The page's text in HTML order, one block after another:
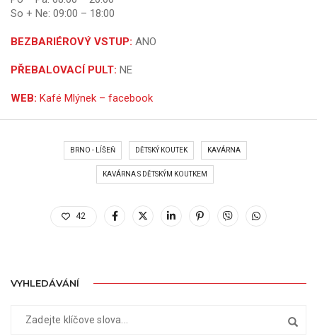
So + Ne: 09:00 – 18:00
BEZBARIÉROVÝ VSTUP: ANO
PŘEBALOVACÍ PULT: NE
WEB: Kafé Mlýnek – facebook
BRNO - LÍŠEŇ DĚTSKÝ KOUTEK KAVÁRNA
KAVÁRNA S DĚTSKÝM KOUTKEM
42
VYHLEDÁVÁNÍ